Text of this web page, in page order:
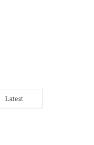
Latest